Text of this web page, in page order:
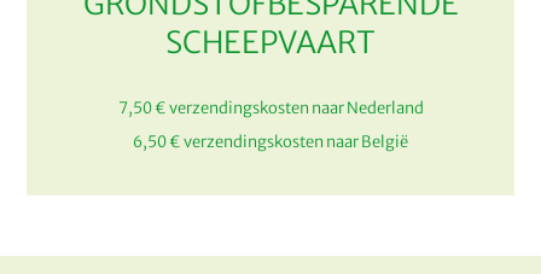
SCHEEPVAART
7,50 € verzendingskosten naar Nederland
6,50 € verzendingskosten naar België